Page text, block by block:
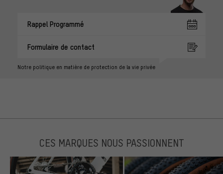
Rappel Programmé
Formulaire de contact
Notre politique en matière de protection de la vie privée
CES MARQUES NOUS PASSIONNENT